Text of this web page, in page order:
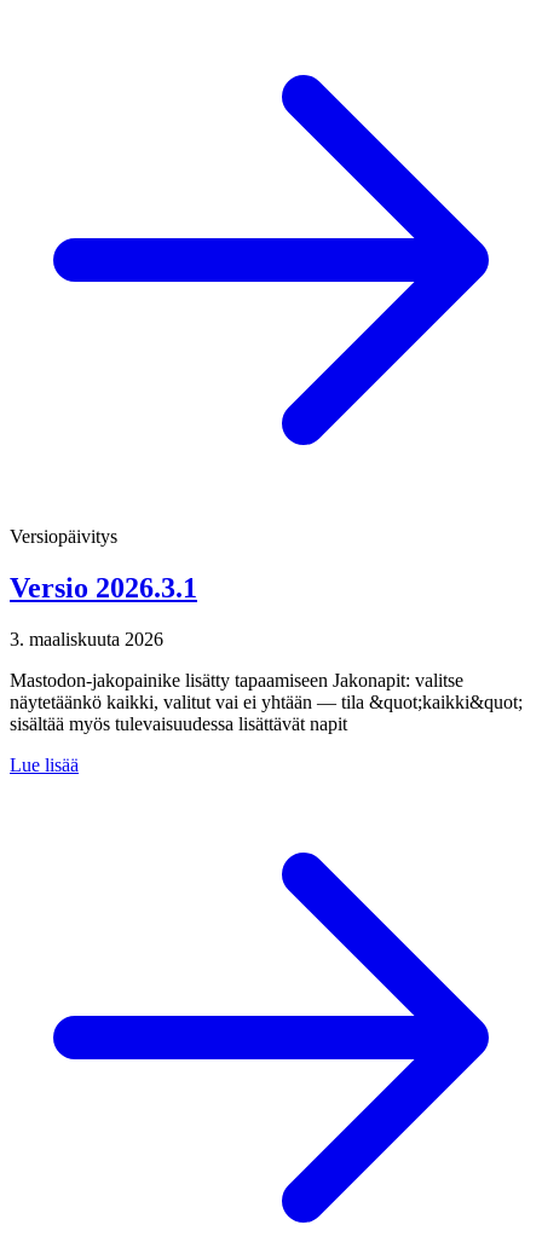
Versiopäivitys
Versio 2026.3.1
3. maaliskuuta 2026
Mastodon-jakopainike lisätty tapaamiseen Jakonapit: valitse
näytetäänkö kaikki, valitut vai ei yhtään — tila &quot;kaikki&quot;
sisältää myös tulevaisuudessa lisättävät napit
Lue lisää